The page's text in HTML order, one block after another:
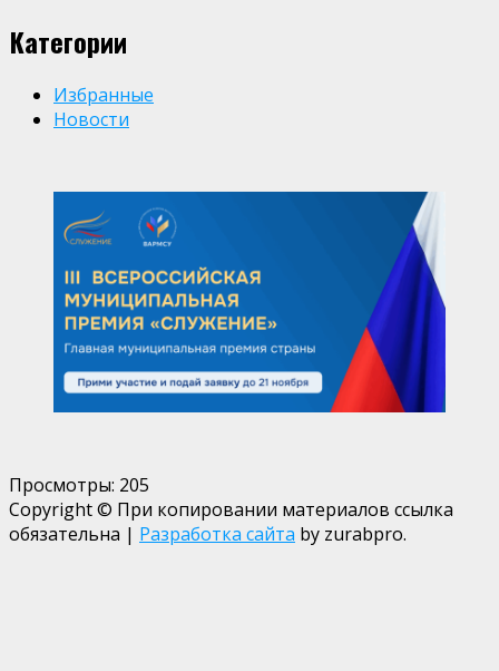
Категории
Избранные
Новости
Просмотры: 205
Copyright © При копировании материалов ссылка
обязательна | Разработка сайта by zurabpro.